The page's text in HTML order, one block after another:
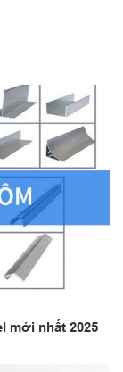
mới nhất 2025